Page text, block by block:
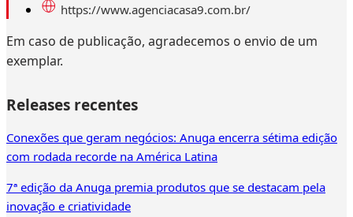
https://www.agenciacasa9.com.br/
Em caso de publicação, agradecemos o envio de um
exemplar.
Releases recentes
Conexões que geram negócios: Anuga encerra sétima edição
com rodada recorde na América Latina
7ª edição da Anuga premia produtos que se destacam pela
inovação e criatividade